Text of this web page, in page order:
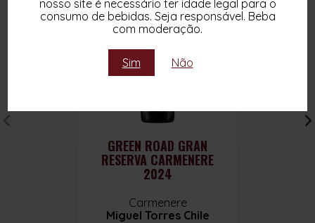
nosso site é necessário ter idade legal para o
consumo de bebidas. Seja responsável. Beba
com moderação.
Sim Não
GREEN ROAD GRAN
RESERVA CARMENERE
2024
Carmenere
Miguel Torres Chile